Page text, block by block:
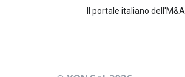
Il portale italiano dell'M&A